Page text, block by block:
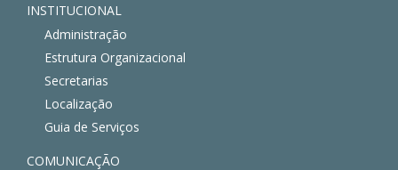
INSTITUCIONAL
Administração
Estrutura Organizacional
Secretarias
Localização
Guia de Serviços
COMUNICAÇÃO